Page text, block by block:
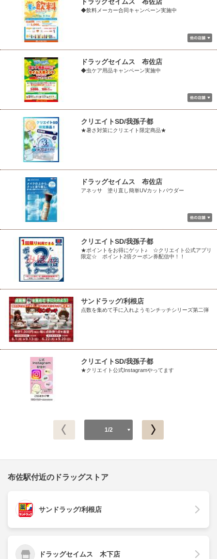
ドラッグセイムス 布佐店
◆飲料メーカー合同キャンペーン実施中
ドラッグセイムス 布佐店
◆虫ケア用品キャンペーン実施中
クリエイトSD/我孫子都
★暑さ対策にクリエイト限定商品★
ドラッグセイムス 布佐店
アネッサ 塗り直し簡単UVカットパウダー
クリエイトSD/我孫子都
★ポイントをお得にゲット♪ ☆クリエイト公式アプリ
限定☆ ポイント2倍クーポン券配信中！！
サンドラッグ/利根店
点数を集めて手に入れようモンチッチシリーズ第二弾
クリエイトSD/我孫子都
★クリエイト公式Instagramやってます
1/2
布佐駅付近のドラッグストア
サンドラッグ/利根店
ドラッグセイムス 木下店